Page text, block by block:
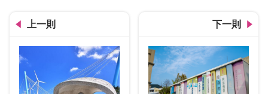
上一則 下一則